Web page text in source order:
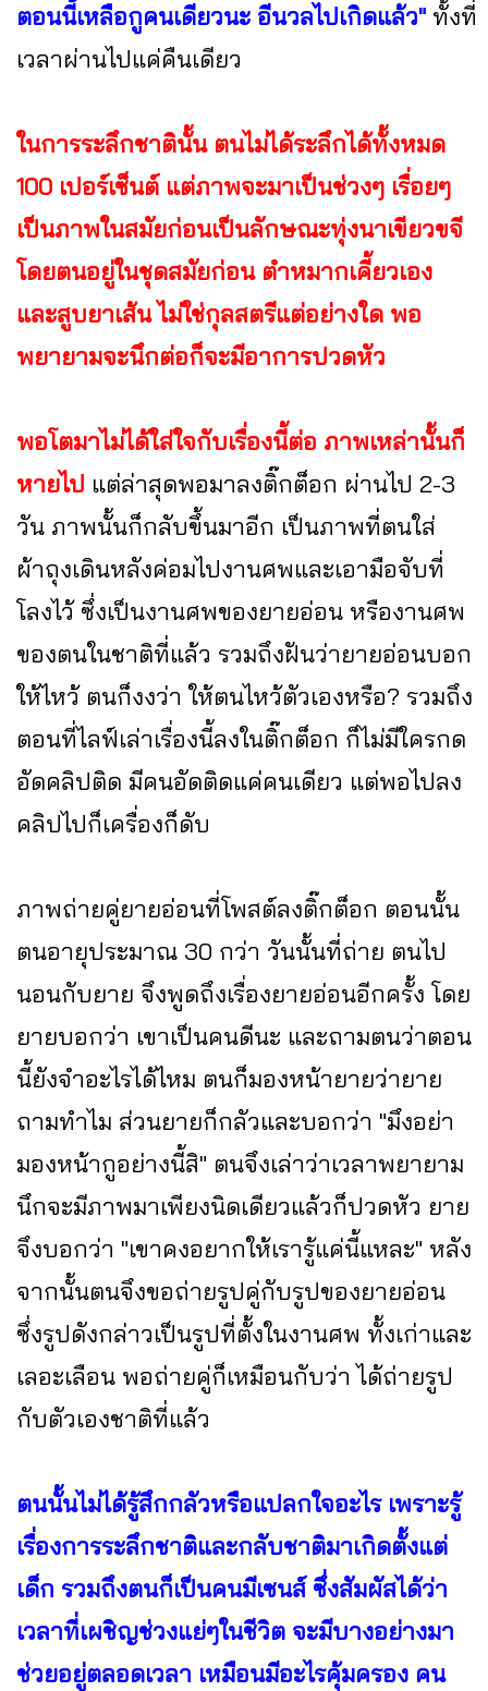
ตอนนี้เหลือกูคนเดียวนะ อีนวลไปเกิดแล้ว" ทั้งที่
เวลาผ่านไปแค่คืนเดียว
ในการระลึกชาตินั้น ตนไม่ได้ระลึกได้ทั้งหมด
100 เปอร์เซ็นต์ แต่ภาพจะมาเป็นช่วงๆ เรื่อยๆ
เป็นภาพในสมัยก่อนเป็นลักษณะทุ่งนาเขียวขจี
โดยตนอยู่ในชุดสมัยก่อน ตำหมากเคี้ยวเอง
และสูบยาเส้น ไม่ใช่กุลสตรีแต่อย่างใด พอ
พยายามจะนึกต่อก็จะมีอาการปวดหัว
พอโตมาไม่ได้ใส่ใจกับเรื่องนี้ต่อ ภาพเหล่านั้นก็
หายไป แต่ล่าสุดพอมาลงติ๊กต็อก ผ่านไป 2-3
วัน ภาพนั้นก็กลับขึ้นมาอีก เป็นภาพที่ตนใส่
ผ้าถุงเดินหลังค่อมไปงานศพและเอามือจับที่
โลงไว้ ซึ่งเป็นงานศพของยายอ่อน หรืองานศพ
ของตนในชาติที่แล้ว รวมถึงฝันว่ายายอ่อนบอก
ให้ไหว้ ตนก็งงว่า ให้ตนไหว้ตัวเองหรือ? รวมถึง
ตอนที่ไลฟ์เล่าเรื่องนี้ลงในติ๊กต็อก ก็ไม่มีใครกด
อัดคลิปติด มีคนอัดติดแค่คนเดียว แต่พอไปลง
คลิปไปก็เครื่องก็ดับ
ภาพถ่ายคู่ยายอ่อนที่โพสต์ลงติ๊กต็อก ตอนนั้น
ตนอายุประมาณ 30 กว่า วันนั้นที่ถ่าย ตนไป
นอนกับยาย จึงพูดถึงเรื่องยายอ่อนอีกครั้ง โดย
ยายบอกว่า เขาเป็นคนดีนะ และถามตนว่าตอน
นี้ยังจำอะไรได้ไหม ตนก็มองหน้ายายว่ายาย
ถามทำไม ส่วนยายก็กลัวและบอกว่า "มึงอย่า
มองหน้ากูอย่างนี้สิ" ตนจึงเล่าว่าเวลาพยายาม
นึกจะมีภาพมาเพียงนิดเดียวแล้วก็ปวดหัว ยาย
จึงบอกว่า "เขาคงอยากให้เรารู้แค่นี้แหละ" หลัง
จากนั้นตนจึงขอถ่ายรูปคู่กับรูปของยายอ่อน
ซึ่งรูปดังกล่าวเป็นรูปที่ตั้งในงานศพ ทั้งเก่าและ
เลอะเลือน พอถ่ายคู่ก็เหมือนกับว่า ได้ถ่ายรูป
กับตัวเองชาติที่แล้ว
ตนนั้นไม่ได้รู้สึกกลัวหรือแปลกใจอะไร เพราะรู้
เรื่องการระลึกชาติและกลับชาติมาเกิดตั้งแต่
เด็ก รวมถึงตนก็เป็นคนมีเซนส์ ซึ่งสัมผัสได้ว่า
เวลาที่เผชิญช่วงแย่ๆในชีวิต จะมีบางอย่างมา
ช่วยอยู่ตลอดเวลา เหมือนมีอะไรคุ้มครอง คน